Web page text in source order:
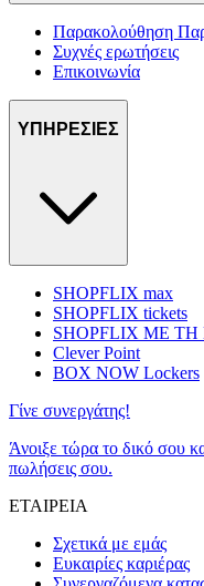
Παρακολούθηση
Συχνές ερωτήσεις
Επικοινωνία
ΥΠΗΡΕΣΙΕΣ
SHOPFLIX max
SHOPFLIX tickets
SHOPFLIX ΜΕ ΤΗ
Clever Point
BOX NOW Lockers
Γίνε συνεργάτης!
Άνοιξε τώρα το δικό σου
πωλήσεις σου.
ΕΤΑΙΡΕΙΑ
Σχετικά με εμάς
Ευκαιρίες καριέρας